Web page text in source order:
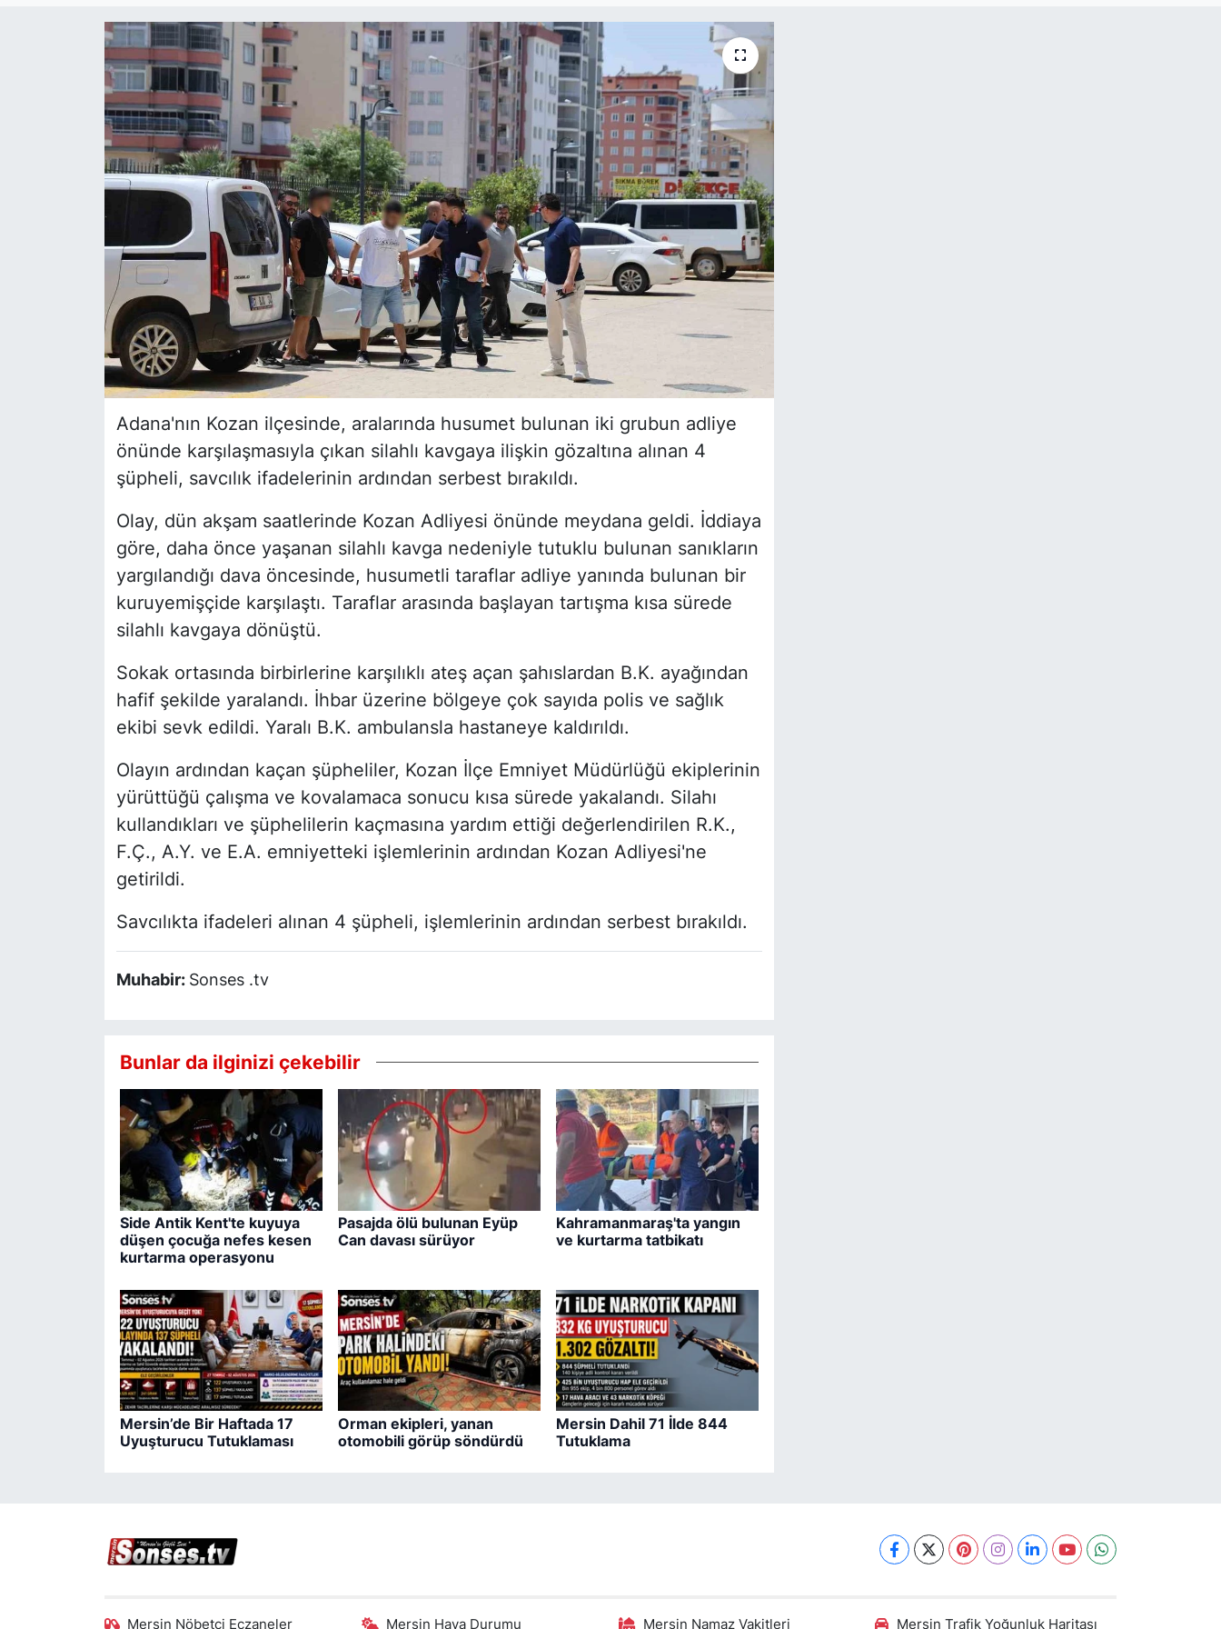
Adana'nın Kozan ilçesinde, aralarında husumet bulunan iki grubun adliye
önünde karşılaşmasıyla çıkan silahlı kavgaya ilişkin gözaltına alınan 4
şüpheli, savcılık ifadelerinin ardından serbest bırakıldı.
Olay, dün akşam saatlerinde Kozan Adliyesi önünde meydana geldi. İddiaya
göre, daha önce yaşanan silahlı kavga nedeniyle tutuklu bulunan sanıkların
yargılandığı dava öncesinde, husumetli taraflar adliye yanında bulunan bir
kuruyemişçide karşılaştı. Taraflar arasında başlayan tartışma kısa sürede
silahlı kavgaya dönüştü.
Sokak ortasında birbirlerine karşılıklı ateş açan şahıslardan B.K. ayağından
hafif şekilde yaralandı. İhbar üzerine bölgeye çok sayıda polis ve sağlık
ekibi sevk edildi. Yaralı B.K. ambulansla hastaneye kaldırıldı.
Olayın ardından kaçan şüpheliler, Kozan İlçe Emniyet Müdürlüğü ekiplerinin
yürüttüğü çalışma ve kovalamaca sonucu kısa sürede yakalandı. Silahı
kullandıkları ve şüphelilerin kaçmasına yardım ettiği değerlendirilen R.K.,
F.Ç., A.Y. ve E.A. emniyetteki işlemlerinin ardından Kozan Adliyesi'ne
getirildi.
Savcılıkta ifadeleri alınan 4 şüpheli, işlemlerinin ardından serbest bırakıldı.
Muhabir: Sonses .tv
Bunlar da ilginizi çekebilir
Side Antik Kent'te kuyuya
düşen çocuğa nefes kesen
kurtarma operasyonu
Pasajda ölü bulunan Eyüp
Can davası sürüyor
Kahramanmaraş'ta yangın
ve kurtarma tatbikatı
Mersin’de Bir Haftada 17
Uyuşturucu Tutuklaması
Orman ekipleri, yanan
otomobili görüp söndürdü
Mersin Dahil 71 İlde 844
Tutuklama
Mersin Nöbetçi Eczaneler Mersin Hava Durumu Mersin Namaz Vakitleri Mersin Trafik Yoğunluk Haritası
Siyaset
YEREL HABER
Haberde insan
Tanıtım